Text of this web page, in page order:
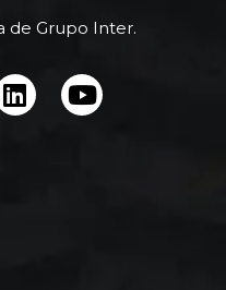
de Grupo Inter.